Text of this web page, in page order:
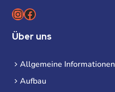
Instagram
Facebook
Über uns
Allgemeine Informationen
Aufbau